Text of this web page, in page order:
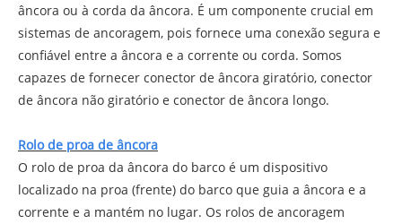
âncora ou à corda da âncora. É um componente crucial em
sistemas de ancoragem, pois fornece uma conexão segura e
confiável entre a âncora e a corrente ou corda. Somos
capazes de fornecer conector de âncora giratório, conector
de âncora não giratório e conector de âncora longo.
Rolo de proa de âncora
O rolo de proa da âncora do barco é um dispositivo
localizado na proa (frente) do barco que guia a âncora e a
corrente e a mantém no lugar. Os rolos de ancoragem